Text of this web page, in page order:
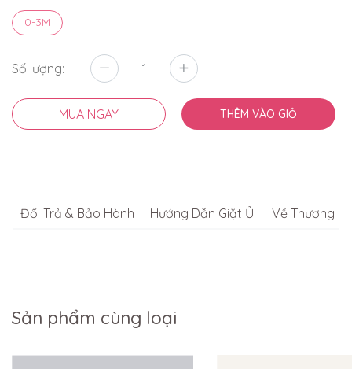
0-3M
Số lượng:
MUA NGAY THÊM VÀO GIỎ
Đổi Trả & Bảo Hành Hướng Dẫn Giặt Ủi Về Thương
Sản phẩm cùng loại